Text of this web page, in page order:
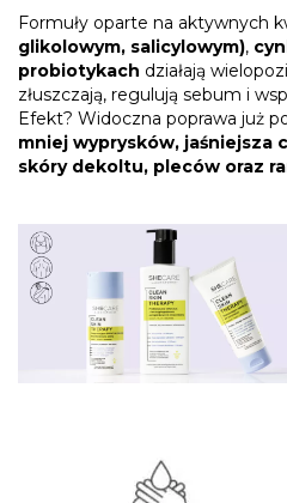
Formuły oparte na aktywnych
glikolowym, salicylowym),
probiotykach działają
złuszczają, regulują sebum i
Efekt? Widoczna poprawa już
mniej wyprysków, jaśniejsza
skóry dekoltu, pleców oraz